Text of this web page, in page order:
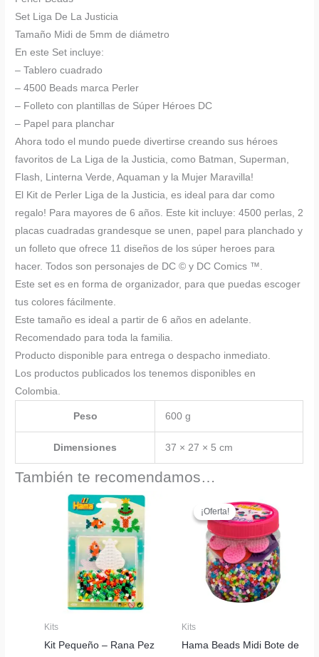
Set Liga De La Justicia
Tamaño Midi de 5mm de diámetro
En este Set incluye:
– Tablero cuadrado
– 4500 Beads marca Perler
– Folleto con plantillas de Súper Héroes DC
– Papel para planchar
Ahora todo el mundo puede divertirse creando sus héroes
favoritos de La Liga de la Justicia, como Batman, Superman,
Flash, Linterna Verde, Aquaman y la Mujer Maravilla!
El Kit de Perler Liga de la Justicia, es ideal para dar como
regalo! Para mayores de 6 años. Este kit incluye: 4500 perlas, 2
placas cuadradas grandesque se unen, papel para planchado y
un folleto que ofrece 11 diseños de los súper heroes para
hacer. Todos son personajes de DC © y DC Comics ™.
Este set es en forma de organizador, para que puedas escoger
tus colores fácilmente.
Este tamaño es ideal a partir de 6 años en adelante.
Recomendado para toda la familia.
Producto disponible para entrega o despacho inmediato.
Los productos publicados los tenemos disponibles en
Colombia.
Peso 600 g
Dimensiones 37 × 27 × 5 cm
También te recomendamos…
Kits
Kit Pequeño – Rana Pez
¡Oferta!
¡Oferta!
Kits
Hama Beads Midi Bote de